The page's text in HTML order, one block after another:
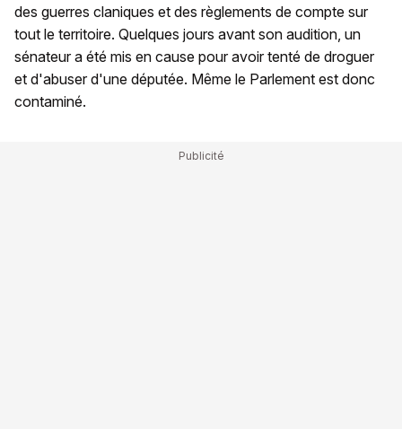
des guerres claniques et des règlements de compte sur
tout le territoire. Quelques jours avant son audition, un
sénateur a été mis en cause pour avoir tenté de droguer
et d'abuser d'une députée. Même le Parlement est donc
contaminé.